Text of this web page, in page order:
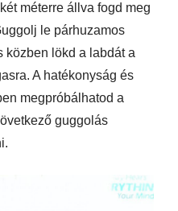
méterre állva fogd meg
le párhuzamos
közben lökd a labdát a
A hatékonyság és
megpróbálhatod a
guggolás